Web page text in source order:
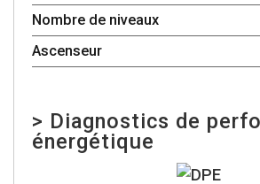
Nombre de niveaux
Ascenseur
> Diagnostics de
énergétique